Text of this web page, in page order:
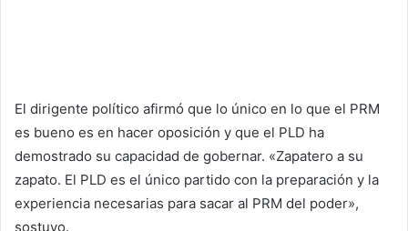
El dirigente político afirmó que lo único en lo que el PRM
es bueno es en hacer oposición y que el PLD ha
demostrado su capacidad de gobernar. «Zapatero a su
zapato. El PLD es el único partido con la preparación y la
experiencia necesarias para sacar al PRM del poder»,
sostuvo.